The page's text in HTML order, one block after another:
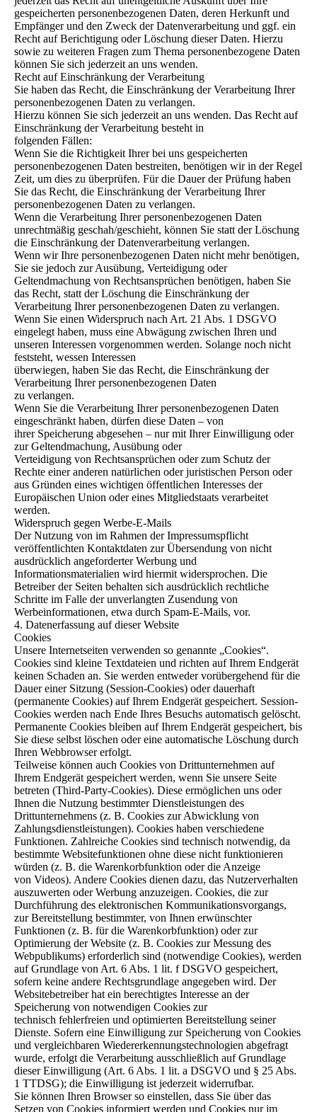
gespeicherten personenbezogenen Daten, deren Herkunft und
Empfänger und den Zweck der Datenverarbeitung und ggf. ein
Recht auf Berichtigung oder Löschung dieser Daten. Hierzu
sowie zu weiteren Fragen zum Thema personenbezogene Daten
können Sie sich jederzeit an uns wenden.
Recht auf Einschränkung der Verarbeitung
Sie haben das Recht, die Einschränkung der Verarbeitung Ihrer
personenbezogenen Daten zu verlangen.
Hierzu können Sie sich jederzeit an uns wenden. Das Recht auf
Einschränkung der Verarbeitung besteht in
folgenden Fällen:
Wenn Sie die Richtigkeit Ihrer bei uns gespeicherten
personenbezogenen Daten bestreiten, benötigen wir in der Regel
Zeit, um dies zu überprüfen. Für die Dauer der Prüfung haben
Sie das Recht, die Einschränkung der Verarbeitung Ihrer
personenbezogenen Daten zu verlangen.
Wenn die Verarbeitung Ihrer personenbezogenen Daten
unrechtmäßig geschah/geschieht, können Sie statt der Löschung
die Einschränkung der Datenverarbeitung verlangen.
Wenn wir Ihre personenbezogenen Daten nicht mehr benötigen,
Sie sie jedoch zur Ausübung, Verteidigung oder
Geltendmachung von Rechtsansprüchen benötigen, haben Sie
das Recht, statt der Löschung die Einschränkung der
Verarbeitung Ihrer personenbezogenen Daten zu verlangen.
Wenn Sie einen Widerspruch nach Art. 21 Abs. 1 DSGVO
eingelegt haben, muss eine Abwägung zwischen Ihren und
unseren Interessen vorgenommen werden. Solange noch nicht
feststeht, wessen Interessen
überwiegen, haben Sie das Recht, die Einschränkung der
Verarbeitung Ihrer personenbezogenen Daten
zu verlangen.
Wenn Sie die Verarbeitung Ihrer personenbezogenen Daten
eingeschränkt haben, dürfen diese Daten – von
ihrer Speicherung abgesehen – nur mit Ihrer Einwilligung oder
zur Geltendmachung, Ausübung oder
Verteidigung von Rechtsansprüchen oder zum Schutz der
Rechte einer anderen natürlichen oder juristischen Person oder
aus Gründen eines wichtigen öffentlichen Interesses der
Europäischen Union oder eines Mitgliedstaats verarbeitet
werden.
Widerspruch gegen Werbe-E-Mails
Der Nutzung von im Rahmen der Impressumspflicht
veröffentlichten Kontaktdaten zur Übersendung von nicht
ausdrücklich angeforderter Werbung und
Informationsmaterialien wird hiermit widersprochen. Die
Betreiber der Seiten behalten sich ausdrücklich rechtliche
Schritte im Falle der unverlangten Zusendung von
Werbeinformationen, etwa durch Spam-E-Mails, vor.
4. Datenerfassung auf dieser Website
Cookies
Unsere Internetseiten verwenden so genannte „Cookies“.
Cookies sind kleine Textdateien und richten auf Ihrem Endgerät
keinen Schaden an. Sie werden entweder vorübergehend für die
Dauer einer Sitzung (Session-Cookies) oder dauerhaft
(permanente Cookies) auf Ihrem Endgerät gespeichert. Session-
Cookies werden nach Ende Ihres Besuchs automatisch gelöscht.
Permanente Cookies bleiben auf Ihrem Endgerät gespeichert, bis
Sie diese selbst löschen oder eine automatische Löschung durch
Ihren Webbrowser erfolgt.
Teilweise können auch Cookies von Drittunternehmen auf
Ihrem Endgerät gespeichert werden, wenn Sie unsere Seite
betreten (Third-Party-Cookies). Diese ermöglichen uns oder
Ihnen die Nutzung bestimmter Dienstleistungen des
Drittunternehmens (z. B. Cookies zur Abwicklung von
Zahlungsdienstleistungen). Cookies haben verschiedene
Funktionen. Zahlreiche Cookies sind technisch notwendig, da
bestimmte Websitefunktionen ohne diese nicht funktionieren
würden (z. B. die Warenkorbfunktion oder die Anzeige
von Videos). Andere Cookies dienen dazu, das Nutzerverhalten
auszuwerten oder Werbung anzuzeigen. Cookies, die zur
Durchführung des elektronischen Kommunikationsvorgangs,
zur Bereitstellung bestimmter, von Ihnen erwünschter
Funktionen (z. B. für die Warenkorbfunktion) oder zur
Optimierung der Website (z. B. Cookies zur Messung des
Webpublikums) erforderlich sind (notwendige Cookies), werden
auf Grundlage von Art. 6 Abs. 1 lit. f DSGVO gespeichert,
sofern keine andere Rechtsgrundlage angegeben wird. Der
Websitebetreiber hat ein berechtigtes Interesse an der
Speicherung von notwendigen Cookies zur
technisch fehlerfreien und optimierten Bereitstellung seiner
Dienste. Sofern eine Einwilligung zur Speicherung von Cookies
und vergleichbaren Wiedererkennungstechnologien abgefragt
wurde, erfolgt die Verarbeitung ausschließlich auf Grundlage
dieser Einwilligung (Art. 6 Abs. 1 lit. a DSGVO und § 25 Abs.
1 TTDSG); die Einwilligung ist jederzeit widerrufbar.
Sie können Ihren Browser so einstellen, dass Sie über das
Setzen von Cookies informiert werden und Cookies nur im